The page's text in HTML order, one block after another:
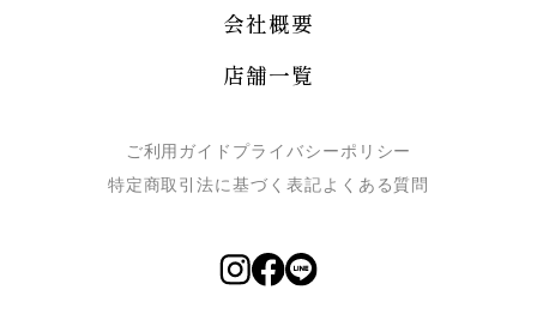
会社概要
店舗一覧
ご利用ガイド プライバシーポリシー
特定商取引法に基づく表記よくある質問